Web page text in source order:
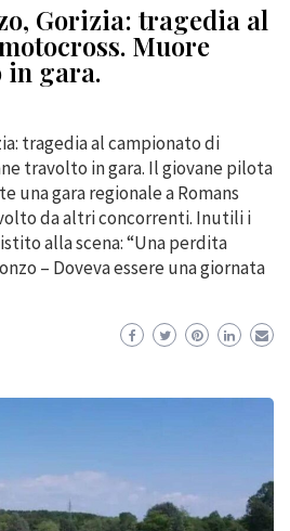
Gorizia: tragedia al
Muore
in gara.
tragedia al campionato di
travolto in gara. Il giovane pilota
una gara regionale a Romans
da altri concorrenti. Inutili i
alla scena: “Una perdita
– Doveva essere una giornata